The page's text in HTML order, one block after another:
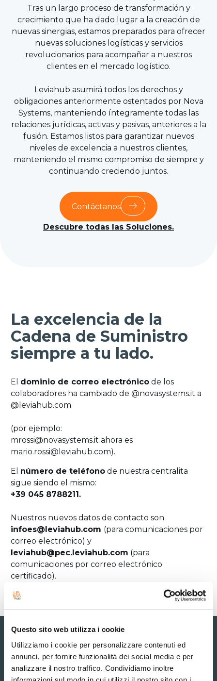
Questo sito web utilizza i cookie
Utilizziamo i cookie per personalizzare contenuti ed
annunci, per fornire funzionalità dei social media e per
analizzare il nostro traffico. Condividiamo inoltre
Tras un largo proceso de transformación y
crecimiento que ha dado lugar a la creación de
nuevas sinergias, estamos preparados para ofrecer
nuevas soluciones logísticas y servicios
revolucionarios para acompañar a nuestros
clientes en el mercado logístico.
Leviahub asumirá todos los derechos y
obligaciones anteriormente ostentados por Nova
Systems, manteniendo íntegramente todas las
relaciones jurídicas, activas y pasivas, anteriores a la
fusión. Estamos listos para garantizar nuevos
niveles de excelencia a nuestros clientes,
manteniendo el mismo compromiso de siempre y
continuando creciendo juntos.
Contáctanos
Descubre todas las Soluciones.
La excelencia de la
Cadena de Suministro
siempre a tu lado.
El dominio de correo electrónico de los
colaboradores ha cambiado de @novasystems.it a
@leviahub.com
(por ejemplo:
mrossi@novasystems.it ahora es
mario.rossi@leviahub.com).
El número de teléfono de nuestra centralita
sigue siendo el mismo:
+39 045 8788211.
Nuestros nuevos datos de contacto son
infoes@leviahub.com (para comunicaciones por
correo electrónico) y
leviahub@pec.leviahub.com (para
comunicaciones por correo electrónico
certificado).
¿ERES UN CLIENTE?
¡Ingresa al ÁREA